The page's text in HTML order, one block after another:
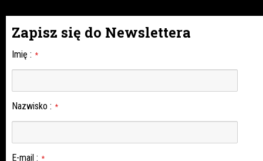
Zapisz się do Newslettera
Imię : *
Nazwisko : *
E-mail : *